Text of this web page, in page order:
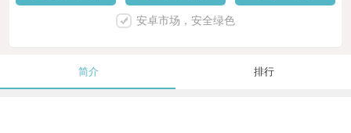
安卓市场，安全绿色
简介 排行